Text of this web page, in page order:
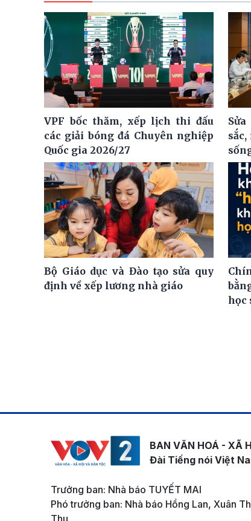
VPF bốc thăm, xếp lịch thi đấu
các giải bóng đá Chuyên nghiệp
Quốc gia 2026/27
Bộ Giáo dục và Đào tạo sửa quy
định về xếp lương nhà giáo
học
BAN VĂN HOÁ - XÃ
Đài Tiếng nói Việt
Trưởng ban: Nhà báo TUYẾT MAI
Phó trưởng ban: Nhà báo Hồng Lan, Xuân
Thu